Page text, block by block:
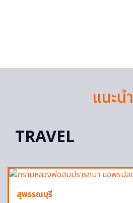
แนะนำ
TRAVEL
สุพรรณบุรี